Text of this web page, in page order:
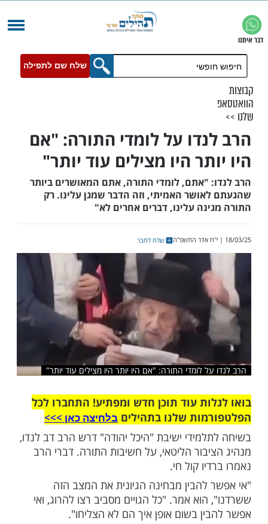
שלח שם לתפילה
על לומדי התורה: "אם
היו מצילים עוד יותר"
האמיתי, וזה הדבר שמגן עלינו. רק
עלינו, דברים אחרים לא"
לומדי התורה: "אם היו יותר היו מצילים עוד יותר"
עוד תוכן חדש ומפתיע! התחברו לכל